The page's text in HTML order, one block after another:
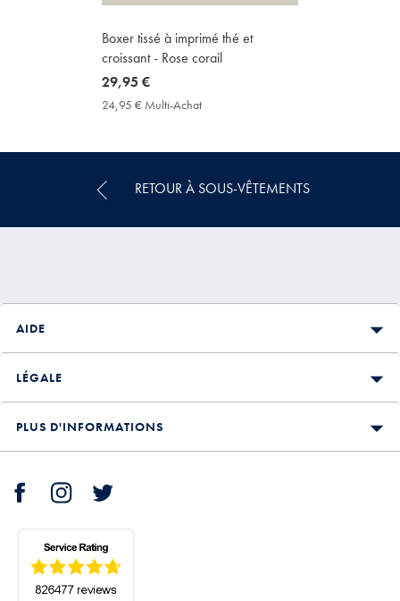
Boxer tissé à imprimé thé et
croissant - Rose corail
now
29,95
29,95 €
24,95 € Multi-Achat
Achat
RETOUR À SOUS-VÊTEMENTS
AIDE
LÉGALE
PLUS D'INFORMATIONS